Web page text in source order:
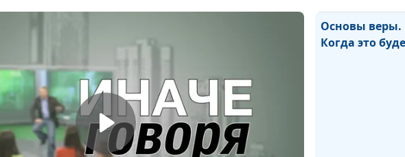
Основы веры.
Когда это